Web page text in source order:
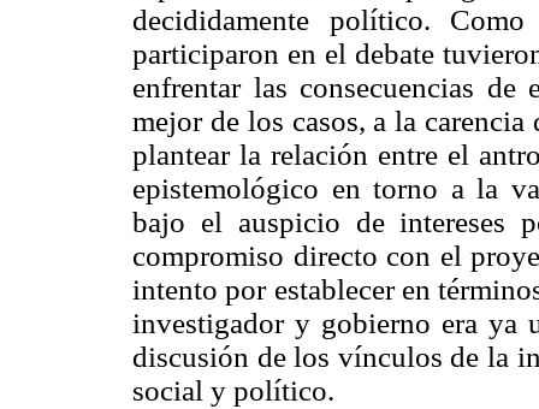
decididamente político.
participaron en el debate
enfrentar las consecuencias
mejor de los casos, a la
plantear la relación entre el
epistemológico en torno a la
bajo el auspicio de intereses
compromiso directo con el
intento por establecer en
investigador y gobierno era ya
discusión de los vínculos de la
social y político.